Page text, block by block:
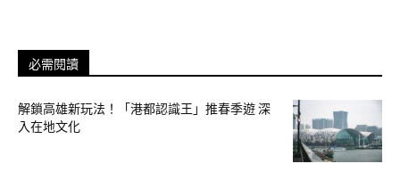
入巨大下載量，近日也造成伺服器數度當機。
「當初是工程師覺得很可惜，決定進行自救，沒想到也意外拯
救了 50 萬個跟我們同樣想要延續與朋友地圖定位互動樂趣的
用戶！」冰友團隊負責人、MixerBox 研發工程總監陳碩甫透
露，「大量用戶湧入也意味著團隊們的努力確實被大家看到
必需閱讀
解鎖高雄新玩法！「港都認識王」推春季遊 深
入在地文化